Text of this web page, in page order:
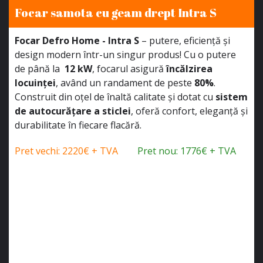
Focar samota cu geam drept Intra S
Focar Defro Home - Intra S – putere, eficiență și
design modern într-un singur produs! Cu o putere
de până la 12 kW, focarul asigurăîncălzirea
locuinței, având un randament de peste 80%.
Construit din oțel de înaltă calitate și dotat cu sistem
de autocurățare a sticlei, oferă confort, eleganță și
durabilitate în fiecare flacără.
Pret vechi: 2220€ + TVA
Pret nou: 1776€ + TVA